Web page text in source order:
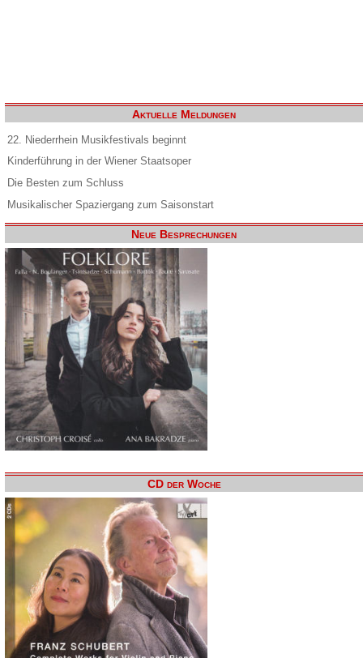
Aktuelle Meldungen
22. Niederrhein Musikfestivals beginnt
Kinderführung in der Wiener Staatsoper
Die Besten zum Schluss
Musikalischer Spaziergang zum Saisonstart
Neue Besprechungen
CD der Woche